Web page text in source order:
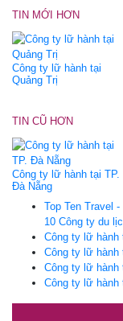
TIN MỚI HƠN
Công ty lữ hành tại
Quảng Trị
TIN CŨ HƠN
Công ty lữ hành tại TP.
Đà Nẵng
Top Ten Travel
10 Công ty du
Công ty lữ hành
Công ty lữ hành
Công ty lữ
Công ty lữ hành